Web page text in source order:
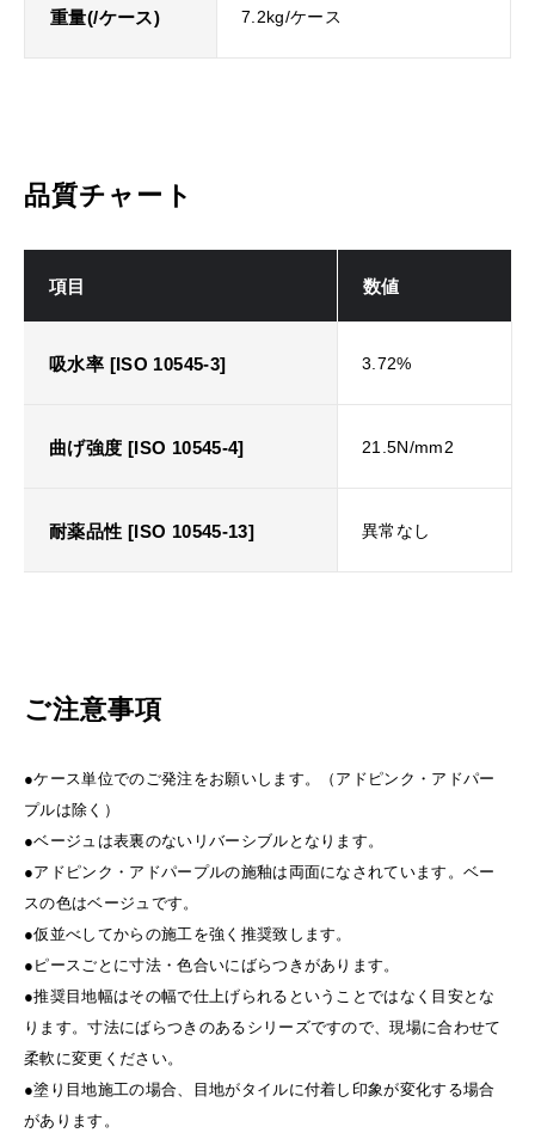
重量(/ケース) 7.2kg/ケース
品質チャート
項目 数値
吸水率 [ISO 10545-3] 3.72%
曲げ強度 [ISO 10545-4] 21.5N/mm2
耐薬品性 [ISO 10545-13] 異常なし
ご注意事項
●ケース単位でのご発注をお願いします。（アドピンク・アドパー
プルは除く）
●ベージュは表裏のないリバーシブルとなります。
●アドピンク・アドパープルの施釉は両面になされています。ベー
スの色はベージュです。
●仮並べしてからの施工を強く推奨致します。
●ピースごとに寸法・色合いにばらつきがあります。
●推奨目地幅はその幅で仕上げられるということではなく目安とな
ります。寸法にばらつきのあるシリーズですので、現場に合わせて
柔軟に変更ください。
●塗り目地施工の場合、目地がタイルに付着し印象が変化する場合
があります。